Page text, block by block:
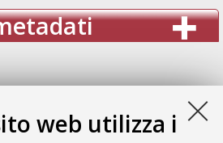
web utilizza i